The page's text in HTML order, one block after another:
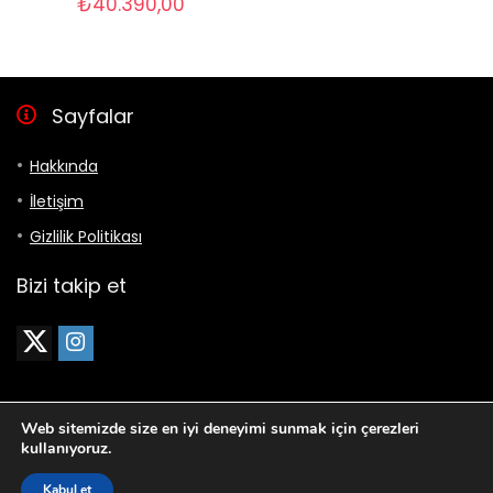
Sayfalar
Hakkında
İletişim
Gizlilik Politikası
Bizi takip et
Web sitemizde size en iyi deneyimi sunmak için çerezleri
kullanıyoruz.